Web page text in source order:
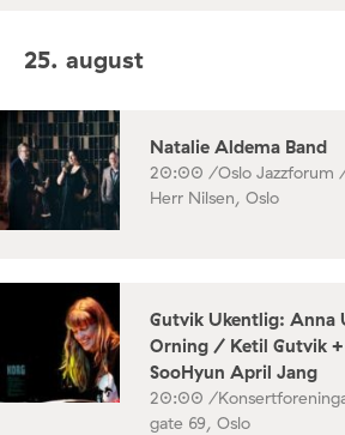
25. august
Natalie Aldema Band
20:00 /Oslo
Herr Nilsen, Oslo
Gutvik Ukentlig: Anna
Orning / Ketil Gutvik
SooHyun April Jang
20:00 /
gate 69, Oslo